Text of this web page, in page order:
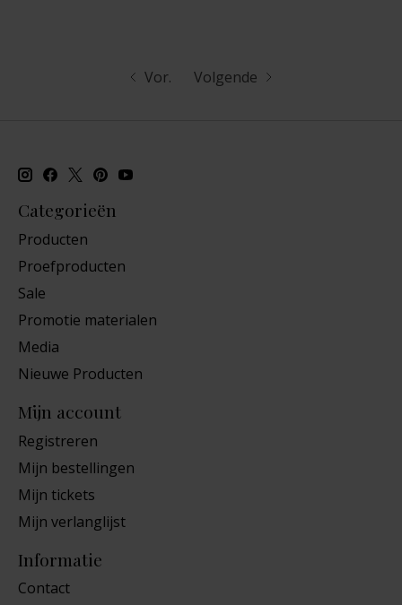
Vor. Volgende
Categorieën
Producten
Proefproducten
Sale
Promotie materialen
Media
Nieuwe Producten
Mijn account
Registreren
Mijn bestellingen
Mijn tickets
Mijn verlanglijst
Informatie
Contact